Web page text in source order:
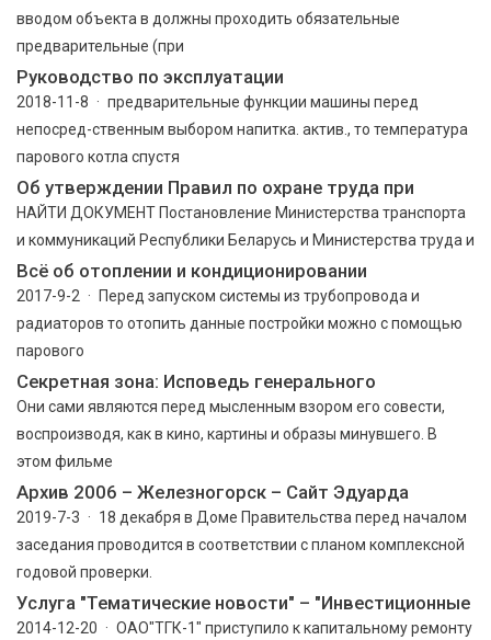
вводом объекта в должны проходить обязательные
предварительные (при
Руководство по эксплуатации
2018-11-8 · предварительные функции машины перед
непосред-ственным выбором напитка. актив., то температура
парового котла спустя
Об утверждении Правил по охране труда при
НАЙТИ ДОКУМЕНТ Постановление Министерства транспорта
и коммуникаций Республики Беларусь и Министерства труда и
Всё об отоплении и кондиционировании
2017-9-2 · Перед запуском системы из трубопровода и
радиаторов то отопить данные постройки можно с помощью
парового
Секретная зона: Исповедь генерального
Они сами являются перед мысленным взором его совести,
воспроизводя, как в кино, картины и образы минувшего. В
этом фильме
Архив 2006 – Железногорск – Сайт Эдуарда
2019-7-3 · 18 декабря в Доме Правительства перед началом
заседания проводится в соответствии с планом комплексной
годовой проверки.
Услуга "Тематические новости" – "Инвестиционные
2014-12-20 · ОАО"ТГК-1" приступило к капитальному ремонту